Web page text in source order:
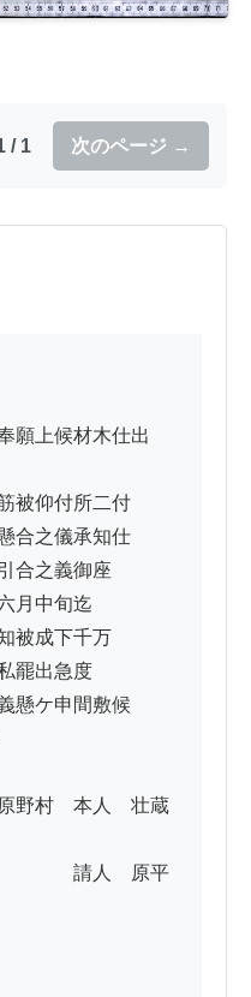
/ 1 次のページ →
願上候材木仕出
被仰付所二付
合之儀承知仕
合之義御座
月中旬迄
被成下千万
罷出急度
懸ケ申間敷候
　壮蔵
原平